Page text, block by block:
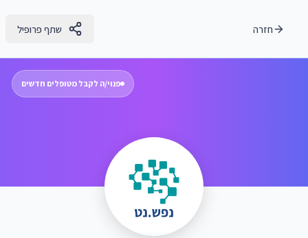
חזרה שתף פרופיל
פנוי/ה לקבל מטופלים חדשים